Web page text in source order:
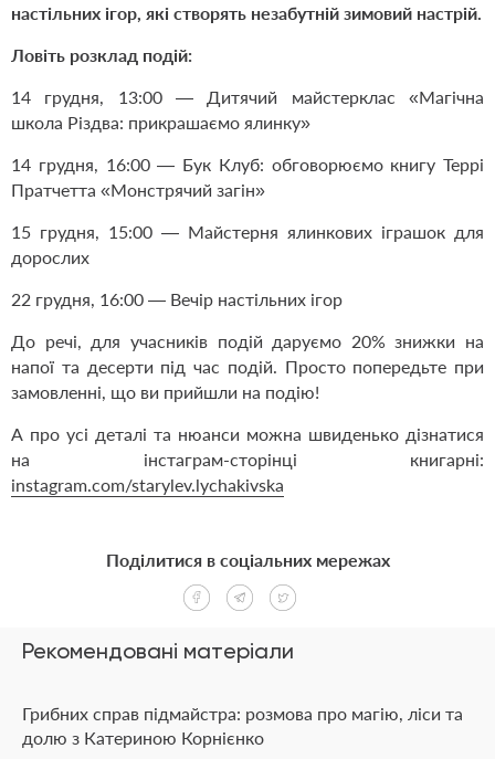
настільних ігор, які створять незабутній зимовий настрій.
Ловіть розклад подій:
14 грудня, 13:00 — Дитячий майстерклас «Магічна
школа Різдва: прикрашаємо ялинку»
14 грудня, 16:00 — Бук Клуб: обговорюємо книгу Террі
Пратчетта «Монстрячий загін»
15 грудня, 15:00 — Майстерня ялинкових іграшок для
дорослих
22 грудня, 16:00 — Вечір настільних ігор
До речі, для учасників подій даруємо 20% знижки на
напої та десерти під час подій. Просто попередьте при
замовленні, що ви прийшли на подію!
А про усі деталі та нюанси можна швиденько дізнатися
на інстаграм-сторінці книгарні:
instagram.com/starylev.lychakivska
Рекомендовані матеріали
Грибних справ підмайстра: розмова про магію, ліси та
долю з Катериною Корнієнко
Поділитися в соціальних мережах